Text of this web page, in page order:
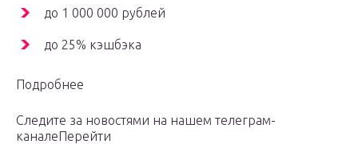
до 1 000 000 рублей
до 25% кэшбэка
Подробнее
Следите за новостями на нашем телеграм-
каналеПерейти